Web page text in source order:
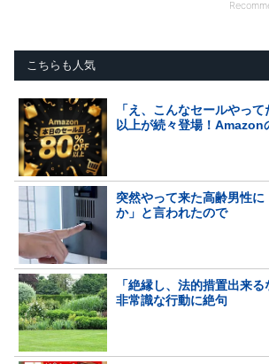
こちらも人気
「え、こんなセールやっ
以上が続々登場！Amazon
突然やって来た高齢男性
か」と言われたので
「絶縁し、法的措置出来
非常識な行動に絶句